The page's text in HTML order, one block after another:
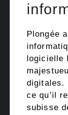
Plongée
logicielle
digitales.
ce qu’il
subisse